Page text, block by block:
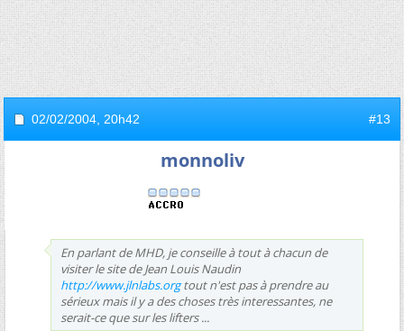
02/02/2004, 20h42 #13
monnoliv
En parlant de MHD, je conseille à tout à chacun de
visiter le site de Jean Louis Naudin
http://www.jlnlabs.orgtout n'est pas à prendre au
sérieux mais il y a des choses très interessantes, ne
serait-ce que sur les lifters ...